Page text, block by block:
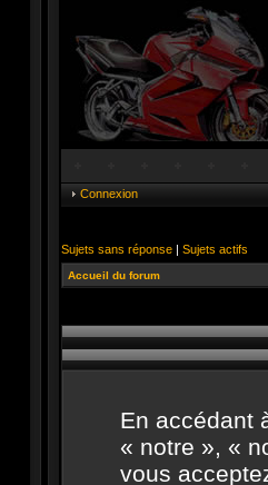
Connexion
Sujets sans réponse | Sujets actifs
Accueil du forum
En accédant
« notre », «
vous